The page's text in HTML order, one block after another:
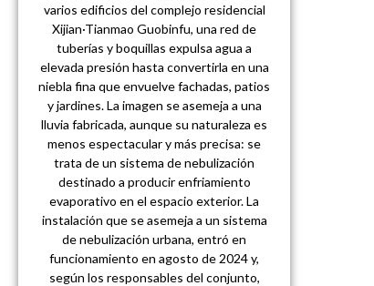
varios edificios del complejo residencial
Xijian·Tianmao Guobinfu, una red de
tuberías y boquillas expulsa agua a
elevada presión hasta convertirla en una
niebla fina que envuelve fachadas, patios
y jardines. La imagen se asemeja a una
lluvia fabricada, aunque su naturaleza es
menos espectacular y más precisa: se
trata de un sistema de nebulización
destinado a producir enfriamiento
evaporativo en el espacio exterior. La
instalación que se asemeja a un sistema
de nebulización urbana, entró en
funcionamiento en agosto de 2024 y,
según los responsables del conjunto,